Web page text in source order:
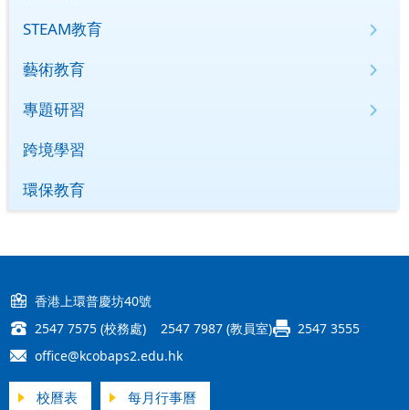
STEAM教育
藝術教育
專題研習
跨境學習
環保教育
香港上環普慶坊40號
2547 7575 (校務處) 2547 7987 (教員室)
2547 3555
office@kcobaps2.edu.hk
校曆表 每月行事曆